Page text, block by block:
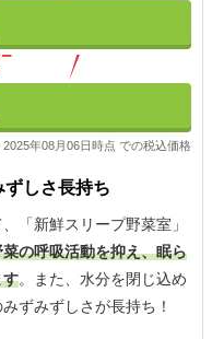
年08月06日時点 での税込価格
ずしさ長持ち
「新鮮スリープ野菜室」
の呼吸活動を抑え、眠ら
す。また、水分を閉じ込め
ずみずしさが長持ち！